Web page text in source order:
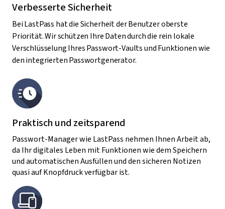
Verbesserte Sicherheit
Bei LastPass hat die Sicherheit der Benutzer oberste
Priorität. Wir schützen Ihre Daten durch die rein lokale
Verschlüsselung Ihres Passwort-Vaults und Funktionen wie
den integrierten Passwortgenerator.
Praktisch und zeitsparend
Passwort-Manager wie LastPass nehmen Ihnen Arbeit ab,
da Ihr digitales Leben mit Funktionen wie dem Speichern
und automatischen Ausfüllen und den sicheren Notizen
quasi auf Knopfdruck verfügbar ist.